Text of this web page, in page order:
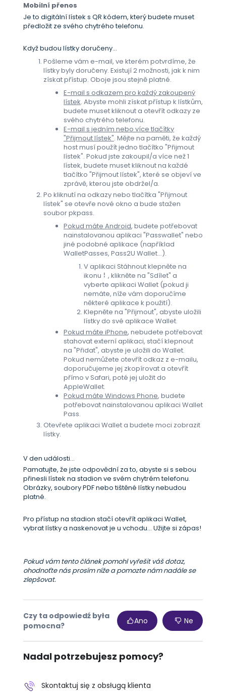
Mobilní přenos
Je to digitální lístek s QR kódem, který budete muset
předložit ze svého chytrého telefonu.
Když budou lístky doručeny...
Pošleme vám e-mail, ve kterém potvrdíme, že
lístky byly doručeny. Existují 2 možnosti, jak k nim
získat přístup. Oboje jsou stejně platné.
E-mail s odkazem pro každý zakoupený
lístek. Abyste mohli získat přístup k lístkům,
budete muset kliknout a otevřít odkazy ze
svého chytrého telefonu.
E-mail s jedním nebo více tlačítky
"Přijmout lístek". Mějte na paměti, že každý
host musí použít jedno tlačítko "Přijmout
lístek". Pokud jste zakoupil/a více než 1
lístek, budete muset kliknout na každé
tlačítko "Přijmout lístek", které se objeví ve
zprávě, kterou jste obdržel/a.
Po kliknutí na odkazy nebo tlačítka "Přijmout
lístek" se otevře nové okno a bude stažen
soubor pkpass.
Pokud máte Android, budete potřebovat
nainstalovanou aplikaci "Passwallet" nebo
jiné podobné aplikace (například
WalletPasses, Pass2U Wallet...).
V aplikaci Stáhnout klepněte na
ikonu ⠇, klikněte na "Sdílet" a
vyberte aplikaci Wallet (pokud ji
nemáte, níže vám doporučíme
některé aplikace k použití).
Klepněte na "Přijmout", abyste uložili
lístky do své aplikace Wallet.
Pokud máte iPhone, nebudete potřebovat
stahovat externí aplikaci, stačí klepnout
na "Přidat", abyste je uložili do Wallet.
Pokud nemůžete otevřít odkaz z e-mailu,
doporučujeme jej zkopírovat a otevřít
přímo v Safari, poté jej uložit do
AppleWallet.
Pokud máte Windows Phone, budete
potřebovat nainstalovanou aplikaci Wallet
Pass.
Otevřete aplikaci Wallet a budete moci zobrazit
lístky.
V den události...
Pamatujte, že jste odpovědní za to, abyste si s sebou
přinesli lístek na stadion ve svém chytrém telefonu.
Obrázky, soubory PDF nebo tištěné lístky nebudou
platné.
Pro přístup na stadion stačí otevřít aplikaci Wallet,
vybrat lístky a naskenovat je u vchodu... Užijte si zápas!
Pokud vám tento článek pomohl vyřešit váš dotaz,
ohodnoťte nás prosím níže a pomozte nám nadále se
zlepšovat.
Czy ta odpowiedź była
pomocna?
Ano Ne
Nadal potrzebujesz pomocy?
Skontaktuj się z obsługą klienta